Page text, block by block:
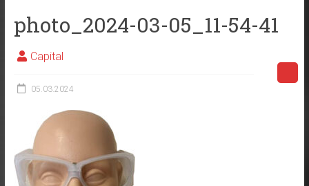
photo_2024-03-05_11-54-41
Capital
05.03.2024